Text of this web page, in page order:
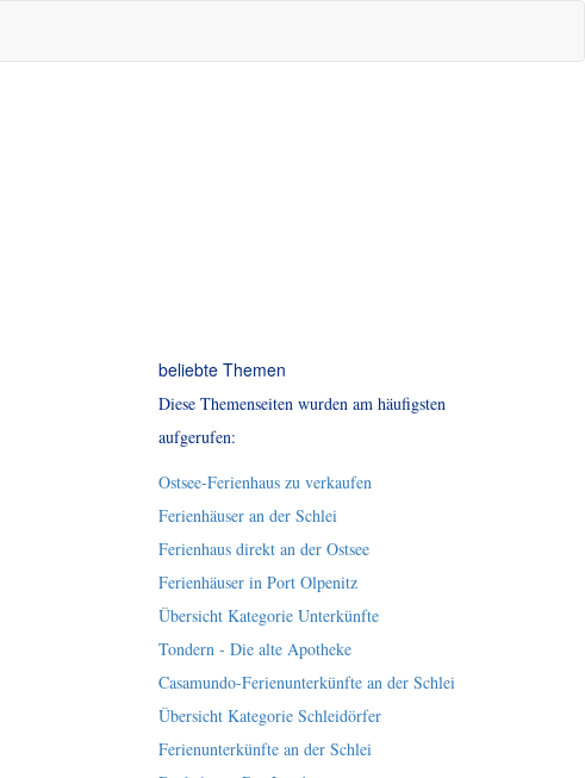
beliebte Themen
Diese Themenseiten wurden am häufigsten
aufgerufen:
Ostsee-Ferienhaus zu verkaufen
Ferienhäuser an der Schlei
Ferienhaus direkt an der Ostsee
Ferienhäuser in Port Olpenitz
Übersicht Kategorie Unterkünfte
Tondern - Die alte Apotheke
Casamundo-Ferienunterkünfte an der Schlei
Übersicht Kategorie Schleidörfer
Ferienunterkünfte an der Schlei